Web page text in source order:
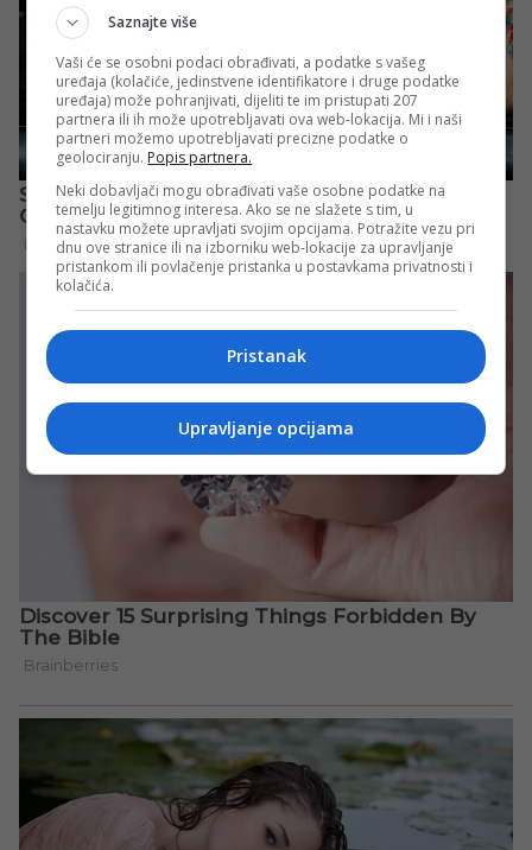
Saznajte više
Vaši će se osobni podaci obrađivati, a podatke s vašeg
uređaja (kolačiće, jedinstvene identifikatore i druge podatke
uređaja) može pohranjivati, dijeliti te im pristupati 207
partnera ili ih može upotrebljavati ova web-lokacija. Mi i naši
partneri možemo upotrebljavati precizne podatke o
geolociranju. Popis partnera.
Neki dobavljači mogu obrađivati vaše osobne podatke na
temelju legitimnog interesa. Ako se ne slažete s tim, u
nastavku možete upravljati svojim opcijama. Potražite vezu pri
dnu ove stranice ili na izborniku web-lokacije za upravljanje
pristankom ili povlačenje pristanka u postavkama privatnosti i
kolačića.
Pristanak
Upravljanje opcijama